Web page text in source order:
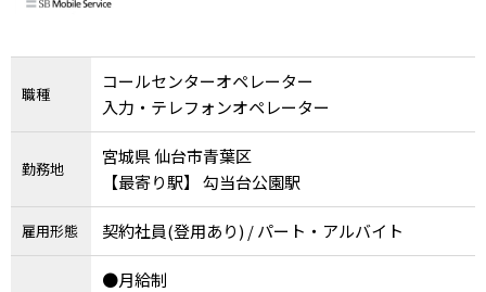
職種
コールセンターオペレーター
入力・テレフォンオペレーター
勤務地
宮城県 仙台市青葉区
【最寄り駅】 勾当台公園駅
雇用形態 契約社員(登用あり) / パート・アルバイト
●月給制